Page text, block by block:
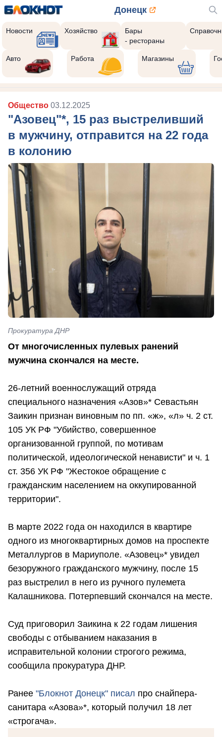
Донецк
Новости Хозяйство
Бары
- рестораны
Авто Работа Магазины
Общество 03.12.2025
"Азовец"*, 15 раз выстреливший
в мужчину, отправится на 22 года
в колонию
Прокуратура ДНР
От многочисленных пулевых ранений
мужчина скончался на месте.
26-летний военнослужащий отряда
специального назначения «Азов»* Севастьян
Заикин признан виновным по пп. «ж», «л» ч. 2 ст.
105 УК РФ "Убийство, совершенное
организованной группой, по мотивам
политической, идеологической ненависти" и ч. 1
ст. 356 УК РФ "Жестокое обращение с
гражданским населением на оккупированной
территории".
В марте 2022 года он находился в квартире
одного из многоквартирных домов на проспекте
Металлургов в Мариуполе. «Азовец»* увидел
безоружного гражданского мужчину, после 15
раз выстрелил в него из ручного пулемета
Калашникова. Потерпевший скончался на месте.
Суд приговорил Заикина к 22 годам лишения
свободы с отбыванием наказания в
исправительной колонии строгого режима,
сообщила прокуратура ДНР.
Ранее "Блокнот Донецк" писал про снайпера-
санитара «Азова»*, который получил 18 лет
«строгача».